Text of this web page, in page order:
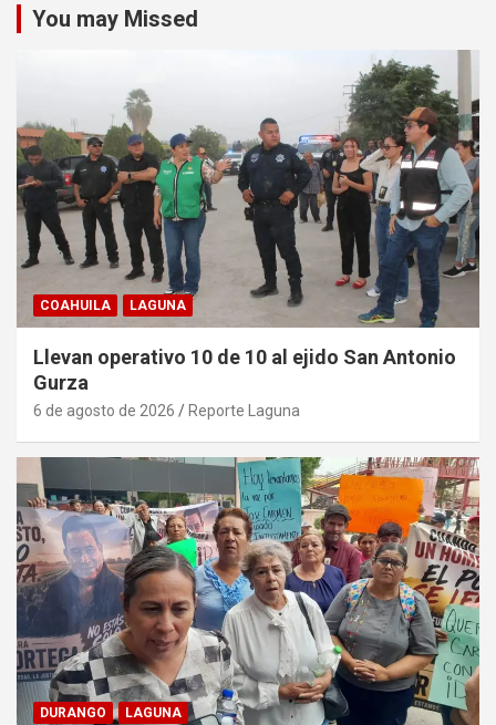
You may Missed
COAHUILA LAGUNA
Llevan operativo 10 de 10 al ejido San Antonio
Gurza
6 de agosto de 2026 Reporte Laguna
DURANGO LAGUNA